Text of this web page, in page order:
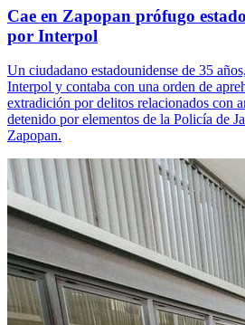
Cae en Zapopan prófugo
por Interpol
Un ciudadano estadounidense de 35
Interpol y contaba con una orden de
extradición por delitos relacionados con
detenido por elementos de la Policía de
Zapopan.